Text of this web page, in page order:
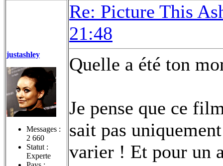
justashley
Messages :
2 660
Statut :
Experte
Re: Picture This
21:48
Quelle a été ton
Je pense que ce
sait pas
varier ! Et pour un